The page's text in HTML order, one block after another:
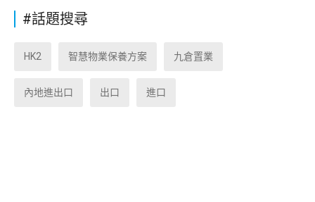
#話題搜尋
HK2 智慧物業保養方案 九倉置業
內地進出口 出口 進口